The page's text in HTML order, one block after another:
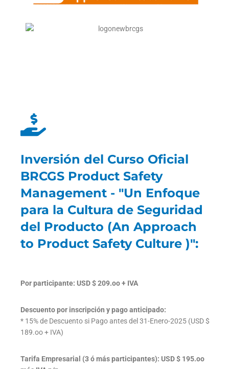
Inversión del Curso Oficial
BRCGS Product Safety
Management - "Un Enfoque
para la Cultura de Seguridad
del Producto (An Approach
to Product Safety Culture )":
Por participante: USD $ 209.oo + IVA
Descuento por inscripción y pago anticipado:
* 15% de Descuento si Pago antes del 31-Enero-2025 (USD $
189.oo + IVA)
Tarifa Empresarial (3 ó más participantes): USD $ 195.oo